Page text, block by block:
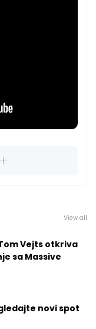
View all
Vejts otkriva
sa Massive
novi spot